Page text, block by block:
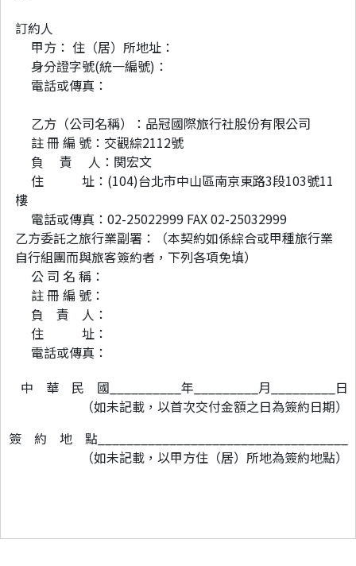
訂約人
甲方： 住（居）所地址：
身分證字號(統一編號)：
電話或傳真：
乙方（公司名稱）：品冠國際旅行社股份有限公司
註 冊 編 號：交觀綜2112號
負 責 人：関宏文
住 址：(104)台北市中山區南京東路3段103號11
樓
電話或傳真：02-25022999 FAX 02-25032999
乙方委託之旅行業副署：（本契約如係綜合或甲種旅行業
自行組團而與旅客簽約者，下列各項免填）
公 司 名 稱：
註 冊 編 號：
負 責 人：
住 址：
電話或傳真：
中 華 民 國__________年_________月_________日
（如未記載，以首次交付金額之日為簽約日期）
簽 約 地 點___________________________________
（如未記載，以甲方住（居）所地為簽約地點）